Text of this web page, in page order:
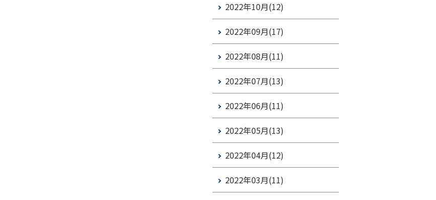
2022年10月(12)
2022年09月(17)
2022年08月(11)
2022年07月(13)
2022年06月(11)
2022年05月(13)
2022年04月(12)
2022年03月(11)